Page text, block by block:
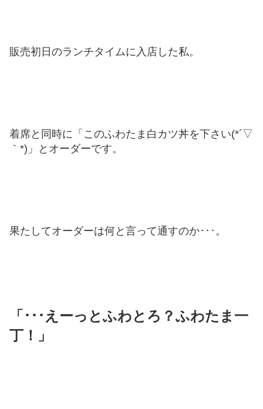
販売初日のランチタイムに入店した私。
着席と同時に「このふわたま白カツ丼を下さい(*´▽
｀*)」とオーダーです。
果たしてオーダーは何と言って通すのか･･･。
「･･･えーっとふわとろ？ふわたま一
丁！」